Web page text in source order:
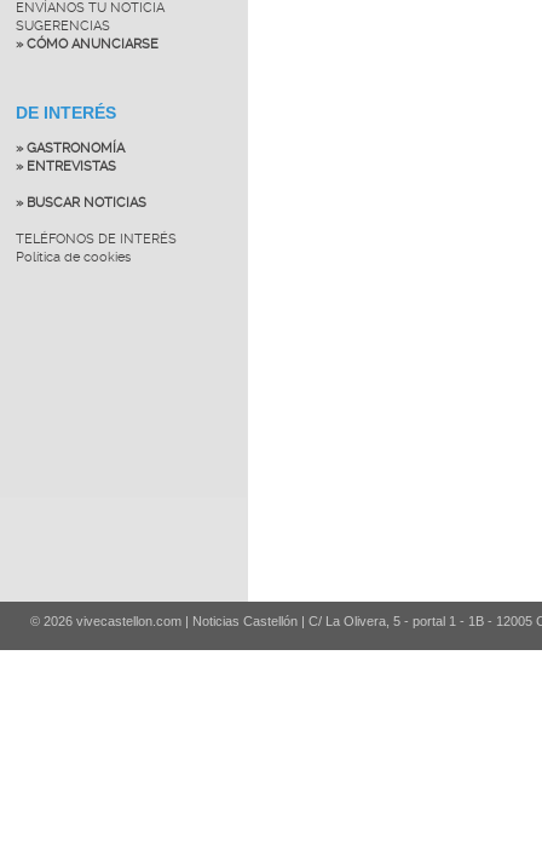
ENVÍANOS TU NOTICIA
SUGERENCIAS
» CÓMO ANUNCIARSE
DE INTERÉS
» GASTRONOMÍA
» ENTREVISTAS
» BUSCAR NOTICIAS
TELÉFONOS DE INTERÉS
Política de cookies
© 2026 vivecastellon.com | Noticias Castellón | C/ La Olivera, 5 - portal 1 - 1B - 12005